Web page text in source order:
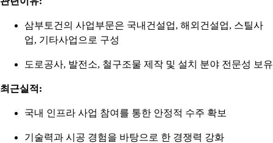
삼부토건의 사업부문은 국내건설업, 해외건설업, 스틸사
업, 기타사업으로 구성
도로공사, 발전소, 철구조물 제작 및 설치 분야 전문성 보유
최근실적:
국내 인프라 사업 참여를 통한 안정적 수주 확보
기술력과 시공 경험을 바탕으로 한 경쟁력 강화